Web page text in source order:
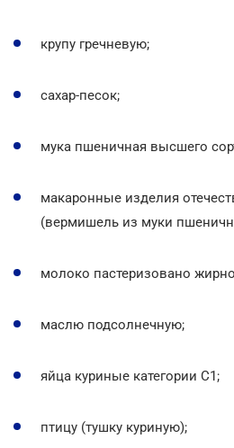
крупу гречневую;
сахар-песок;
мука пшеничная высшего
макаронные изделия
(вермишель из муки
молоко пастеризовано
маслю подсолнечную;
яйца куриные категории С1;
птицу (тушку куриную);